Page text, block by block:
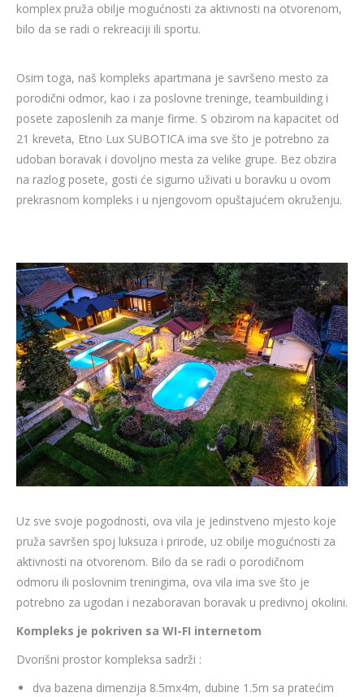
komplex pruža obilje mogućnosti za aktivnosti na otvorenom,
bilo da se radi o rekreaciji ili sportu.
Osim toga, naš kompleks apartmana je savršeno mesto za
porodični odmor, kao i za poslovne treninge, teambuilding i
posete zaposlenih za manje firme. S obzirom na kapacitet od
21 kreveta, Etno Lux SUBOTICA ima sve što je potrebno za
udoban boravak i dovoljno mesta za velike grupe. Bez obzira
na razlog posete, gosti će sigurno uživati ​​u boravku u ovom
prekrasnom kompleks i u njengovom opuštajućem okruženju.
Uz sve svoje pogodnosti, ova vila je jedinstveno mjesto koje
pruža savršen spoj luksuza i prirode, uz obilje mogućnosti za
aktivnosti na otvorenom. Bilo da se radi o porodičnom
odmoru ili poslovnim treningima, ova vila ima sve što je
potrebno za ugodan i nezaboravan boravak u predivnoj okolini.
Kompleks je pokriven sa WI-FI internetom
Dvorišni prostor kompleksa sadrži :
dva bazena dimenzija 8.5mx4m, dubine 1.5m sa pratećim